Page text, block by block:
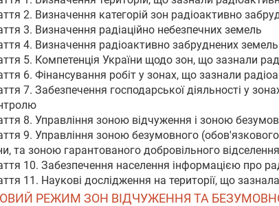
2. Визначення категорій зон радіоактивно
3. Визначення радіаційно небезпечних земель
4. Визначення радіоактивно забруднених земель
5. Компетенція України щодо зон, що зазнали
6. Фінансування робіт у зонах, що зазнали
7. Забезпечення господарської діяльності у
8. Управління зоною відчуження і зоною
9. Управління зоною безумовного
та зоною гарантованого добровільного відселення
10. Забезпечення населення інформацією про
11. Наукові дослідження на території, що
РЕЖИМ ЗОН ВІДЧУЖЕННЯ ТА